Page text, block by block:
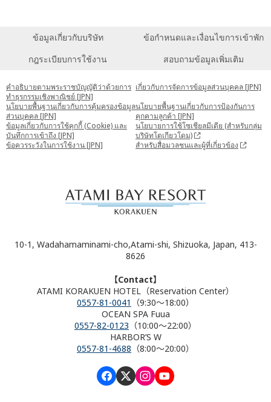
ข้อมูลเกี่ยวกับบริษัท
ข้อกำหนดและเงื่อนไขการเข้าพัก
กฎระเบียบการใช้งาน
สอบถามข้อมูลเพิ่มเติม
คำอธิบายตามพระราชบัญญัติว่าด้วยการ
ทำธุรกรรมเชิงพาณิชย์ [JPN]
เกี่ยวกับการจัดการข้อมูลส่วนบุคคล [JPN]
นโยบายพื้นฐานเกี่ยวกับการคุ้มครองข้อมูล
ส่วนบุคคล [JPN]
นโยบายพื้นฐานเกี่ยวกับการป้องกันการ
คุกคามลูกค้า [JPN]
ข้อมูลเกี่ยวกับการใช้คุกกี้ (Cookie) และ
บันทึกการเข้าถึง [JPN]
นโยบายการใช้โซเชียลมีเดีย (สำหรับกลุ่ม
บริษัทโตเกียวโดม)
ข้อควรระวังในการใช้งาน [JPN]
สำหรับสื่อมวลชนและผู้ที่เกี่ยวข้อง
10-1, Wadahamaminami-cho,Atami-shi, Shizuoka, Japan, 413-
8626
【Contact】
ATAMI KORAKUEN HOTEL（Reservation Center）
0557-81-0041
（9:30～18:00）
OCEAN SPA Fuua
0557-82-0123 （10:00～22:00）
HARBOR’S W
0557-81-4688 （8:00～20:00）